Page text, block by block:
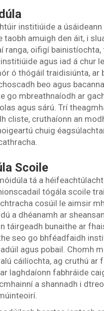
institiúide a úsáideann
amuigh den áit, i
ranga, oifigí
agus iad á chur
ó thógáil traidisiúnta, ar
beo agus
go mbreathnaíodh ar
agus sárú. Trí
cliste, cruthaíonn an
chuig
Scoile
tá a
tógála scoile
cosúil le aimsir
a dhéanamh ar
táirgeadh bunaithe ar
seo go bhféadfaidh
agus pobail. Chomh
cáilíochta, ag cruthú ar
laghdaíonn fabhráide
a shannadh i